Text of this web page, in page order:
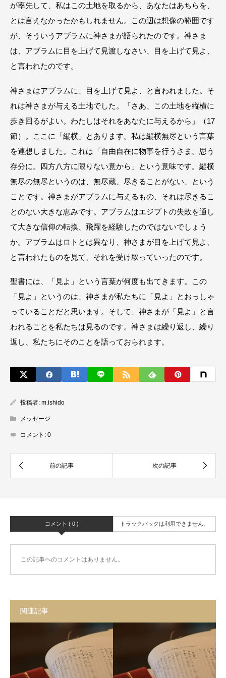
が率先して、私はこの土地を取るから、あなたはあちらを、
とは言えなかったかもしれません。この辺は想像の範囲です
が、そういうアブラムに神さまが語られたのです。神さま
は、アブラムに目を上げて見渡しなさい、目を上げて見よ、
と言われたのです。
神さまはアブラムに、目を上げて見よ、と言われました。そ
れは神さまが与える土地でした。「さあ、この土地を縦横に
歩き回るがよい。わたしはそれをあなたに与えるから」（17
節）。ここに「縦横」とあります。私は縦横無尽という言葉
を連想しました。これは「自由自在に物事を行うさま。思う
存分に。四方八方に限りない意から」という意味です。縦横
無尽の無尽というのは、無尽蔵、尽きることがない、という
ことです。神さまがアブラムに与えるもの、それは尽きるこ
とのない大きな恵みです。アブラムはエジプトの失敗を通し
て大きな信仰の転換、飛躍を経験したのではないでしょう
か。アブラムはロトとは異なり、神さまが目を上げて見よ、
と言われたものを見て、それを受け取っていったのです。
聖書には、「見よ」という言葉が何度も出てきます。この
「見よ」というのは、神さまが私たちに「見よ」とおっしゃ
っていることだと思います。そして、神さまが「見よ」と言
われることを私たちは見るのです。神さまは繰り返し、繰り
返し、私たちにそのことを語っておられます。
投稿者: m.ishido
メッセージ
コメント: 0
コメント ( 0 ) トラックバックは利用できません。
この記事へのコメントはありません。
関連記事